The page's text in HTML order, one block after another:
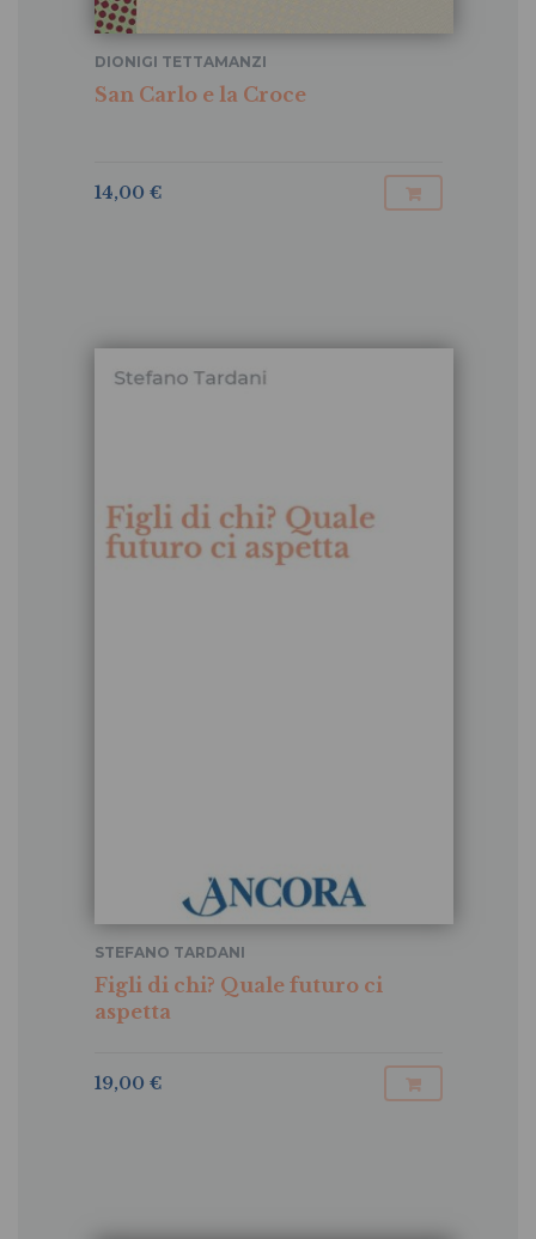
San Carlo e la Croce
DIONIGI TETTAMANZI
14,00 €
Figli di chi? Quale futuro ci
aspetta
STEFANO TARDANI
19,00 €